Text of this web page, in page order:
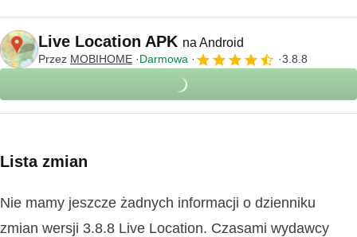
Live Location APK na Android
Przez MOBIHOME Darmowa 3.8.8
Lista zmian
Nie mamy jeszcze żadnych informacji o dzienniku
zmian wersji 3.8.8 Live Location. Czasami wydawcy